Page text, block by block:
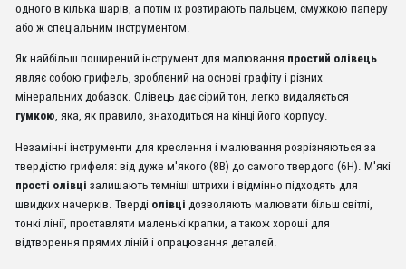
одного в кілька шарів, а потім їх розтирають пальцем, смужкою паперу
або ж спеціальним інструментом.
Як найбільш поширений інструмент для малювання простий олівець
являє собою грифель, зроблений на основі графіту і різних
мінеральних добавок. Олівець дає сірий тон, легко видаляється
гумкою, яка, як правило, знаходиться на кінці його корпусу.
Незамінні інструменти для креслення і малювання розрізняються за
твердістю грифеля: від дуже м'якого (8В) до самого твердого (6H). М'які
прості олівці залишають темніші штрихи і відмінно підходять для
швидких начерків. Тверді олівці дозволяють малювати більш світлі,
тонкі лінії, проставляти маленькі крапки, а також хороші для
відтворення прямих ліній і опрацювання деталей.